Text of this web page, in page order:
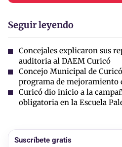
Seguir leyendo
Concejales explicaron sus
auditoria al DAEM Curicó
Concejo Municipal de
programa de mejoramiento
Curicó dio inicio a la
obligatoria en la Escuela
Suscríbete gratis